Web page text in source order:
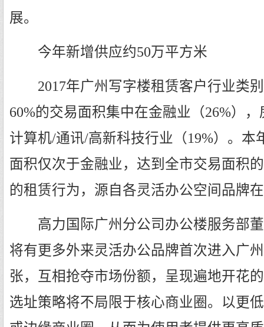
展。
今年新增供应约50万平方米
2017年广州写字楼租赁客户行业类别
60%的交易面积集中在金融业（26%）
计算机/通讯/高新科技行业（19%）。本
面积仅次于金融业，达到全市交易面积
的租赁行为，源自各灵活办公空间品牌
高力国际广州分公司办公楼服务部董
将有更多外来灵活办公品牌首次进入广
张，互相抢夺市场份额，呈现遍地开花
选址策略将不局限于核心商业圈。以更